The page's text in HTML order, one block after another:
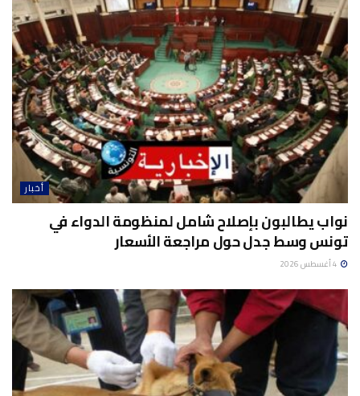
أخبار
نواب يطالبون بإصلاح شامل لمنظومة الدواء في
تونس وسط جدل حول مراجعة الأسعار